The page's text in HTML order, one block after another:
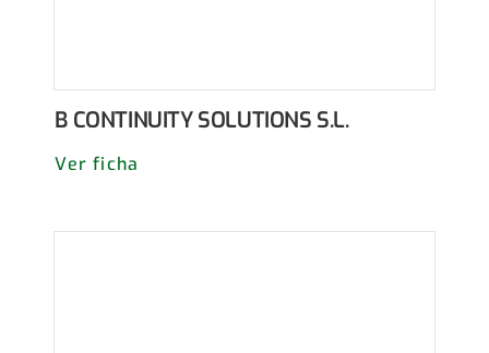
B CONTINUITY SOLUTIONS S.L.
Ver ficha